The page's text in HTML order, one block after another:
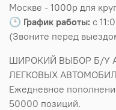
Москве - 1000р для
🕒 График работы: с
(Звоните перед
ШИРОКИЙ ВЫБОР Б/У
ЛЕГКОВЫХ
Ежедневное
50000 позиций.